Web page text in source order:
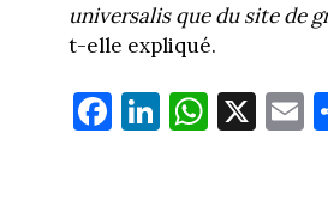
universalis que du site de
t-elle expliqué.
Fa
ce
Li
nk
W
ha
X E